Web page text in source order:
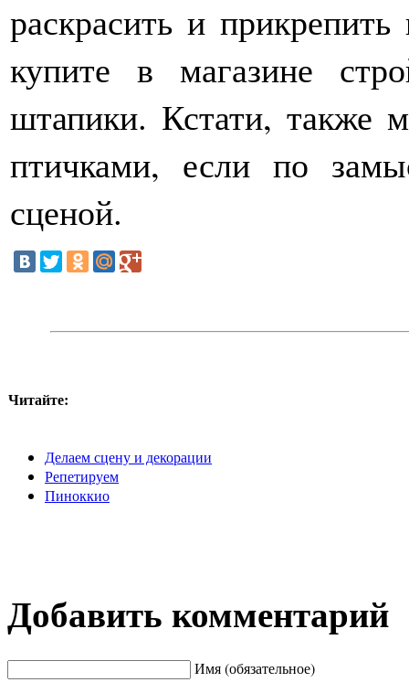
раскрасить и
купите в магазине
штапики. Кстати, также
птичками, если по
сценой.
Читайте:
Делаем сцену и декорации
Репетируем
Пиноккио
Добавить комментарий
Имя (обязательное)